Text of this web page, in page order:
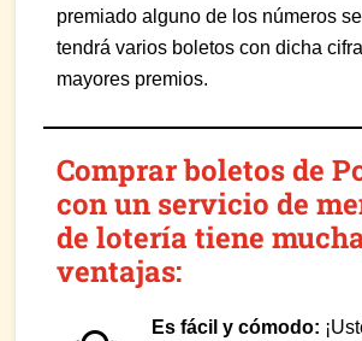
premiado alguno de los números
tendrá varios boletos con dicha
mayores premios.
Comprar boletos de
con un servicio de
de lotería tiene
ventajas:
Es fácil y cómodo: